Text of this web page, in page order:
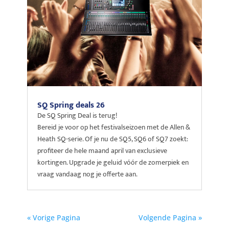
SQ Spring deals 26
De SQ Spring Deal is terug!
Bereid je voor op het festivalseizoen met de Allen &
Heath SQ-serie. Of je nu de SQ5, SQ6 of SQ7 zoekt:
profiteer de hele maand april van exclusieve
kortingen. Upgrade je geluid vóór de zomerpiek en
vraag vandaag nog je offerte aan.
« Vorige Pagina Volgende Pagina »